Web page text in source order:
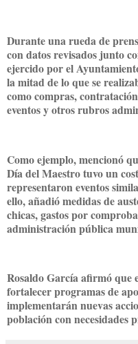
Durante una rueda de
con datos revisados junto
ejercido por el
la mitad de lo que se
como compras,
eventos y otros rubros
Como ejemplo, mencionó
Día del Maestro tuvo un
representaron eventos
ello, añadió medidas de
chicas, gastos por
administración pública
Rosaldo García afirmó que
fortalecer programas de
implementarán nuevas
población con necesidades